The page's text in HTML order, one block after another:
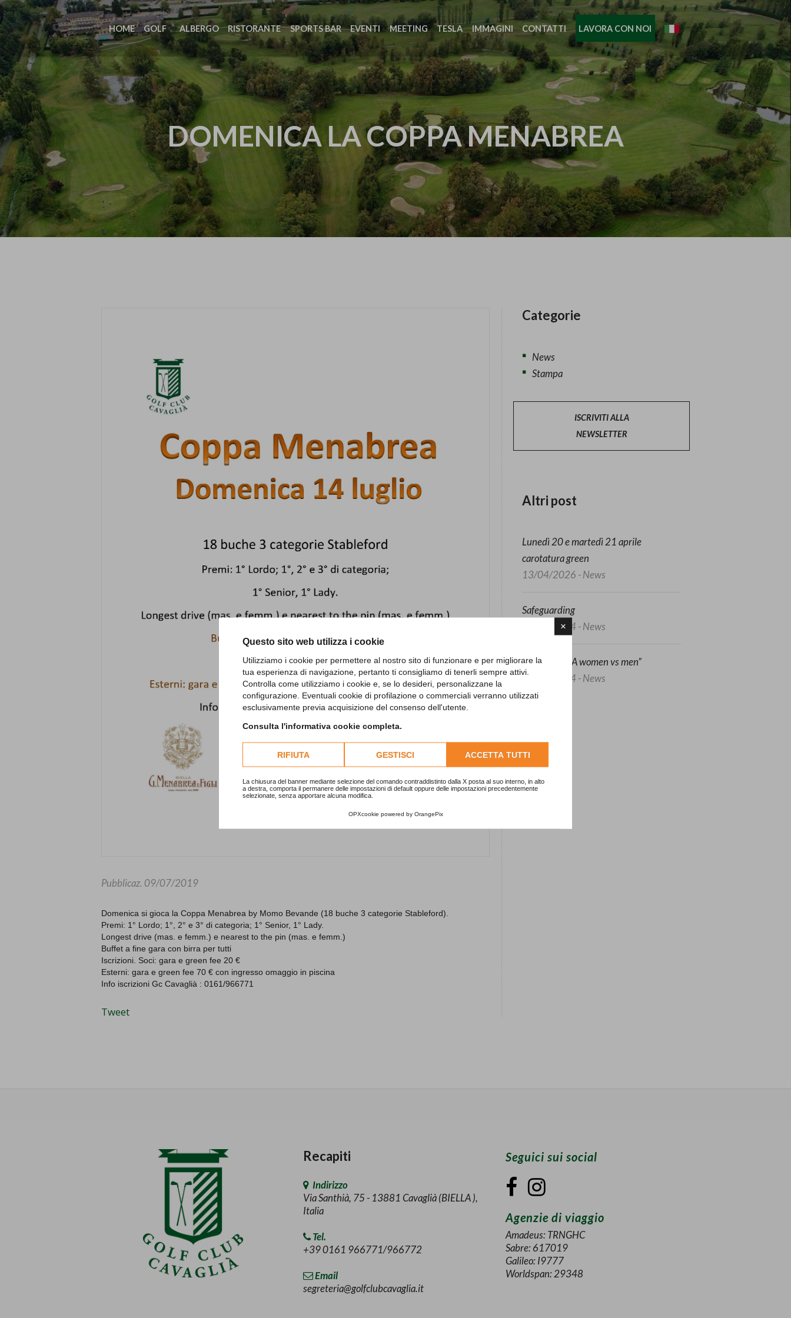
×
Questo sito web utilizza i cookie
Utilizziamo i cookie per permettere al nostro sito di funzionare e per migliorare la
tua esperienza di navigazione, pertanto ti consigliamo di tenerli sempre attivi.
Controlla come utilizziamo i cookie e, se lo desideri, personalizzane la
configurazione. Eventuali cookie di profilazione o commerciali verranno utilizzati
esclusivamente previa acquisizione del consenso dell'utente.
Consulta l'informativa cookie completa.
RIFIUTA GESTISCI ACCETTA TUTTI
La chiusura del banner mediante selezione del comando contraddistinto dalla X posta al suo interno, in alto
a destra, comporta il permanere delle impostazioni di default oppure delle impostazioni precedentemente
selezionate, senza apportare alcuna modifica.
OPXcookie powered by OrangePix
HOME GOLF ALBERGO RISTORANTE SPORTS BAR EVENTI MEETING TESLA IMMAGINI CONTATTI LAVORA CON NOI
DOMENICA LA COPPA MENABREA
Pubblicaz. 09/07/2019
Domenica si gioca la Coppa Menabrea by Momo Bevande (18 buche 3 categorie Stableford).
Premi: 1° Lordo; 1°, 2° e 3° di categoria; 1 ° Senior, 1° Lady.
Longest drive (mas. e femm.) e nearest to the pin (mas. e femm.)
Buffet a fine gara con birra per tutti
Iscrizioni. Soci: gara e green fee 20 €
Esterni: gara e green fee 70 € con ingresso omaggio in piscina
Info iscrizioni Gc Cavaglià : 0161/966771
Tweet
Categorie
News
Stampa
ISCRIVITI ALLA
NEWSLETTER
Altri post
Lunedì 20 e martedì 21 aprile
carotatura green
13/04/2026 - News
Safeguarding
27/06/2024 - News
“Ryder SFIDA women vs men”
15/05/2024 - News
Recapiti
Indirizzo
Via Santhià, 75 - 13881 Cavaglià (BIELLA ),
Italia
Tel.
+39 0161 966771/966772
Email
segreteria@golfclubcavaglia.it
Seguici sui social
Agenzie di viaggio
Amadeus: TRNGHC
Sabre: 617019
Galileo: I9777
Worldspan: 29348